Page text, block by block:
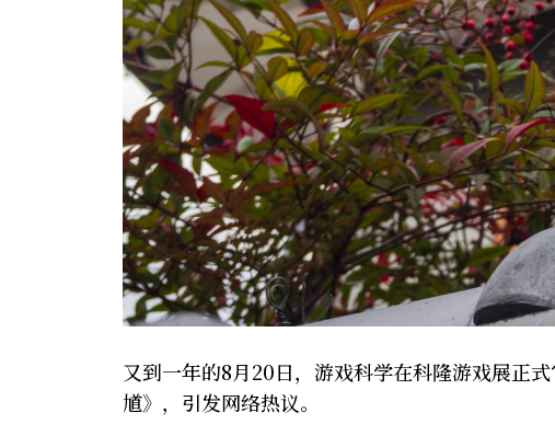
又到一年的8月20日，游戏科学在科隆游戏展正
馗》，引发网络热议。